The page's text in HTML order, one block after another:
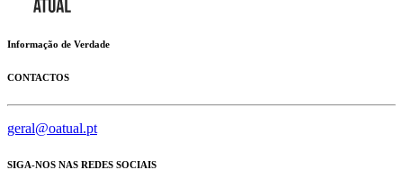
Informação de Verdade
CONTACTOS
geral@oatual.pt
SIGA-NOS NAS REDES SOCIAIS